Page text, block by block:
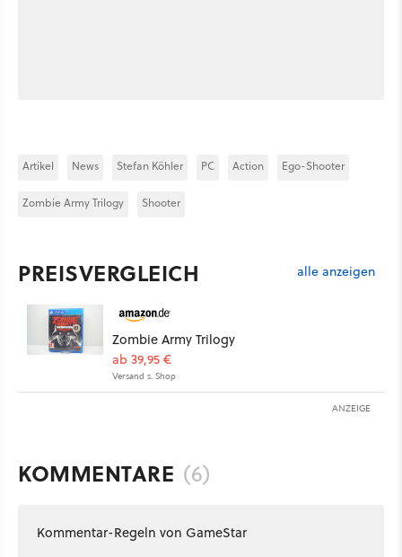
Artikel News Stefan Köhler PC Action Ego-Shooter
Zombie Army Trilogy Shooter
PREISVERGLEICH alle anzeigen
Zombie Army Trilogy
ab 39,95 €
Versand s. Shop
ANZEIGE
KOMMENTARE (6)
Kommentar-Regeln von GameStar